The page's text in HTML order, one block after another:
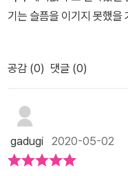
면 된다. 하지만 뱃사공 리
사람이 뒤집힌 배에서 자폭
으로 한 아이가 성숙해가는
으로 잘 그려냈다.이 책은
어보고 생각할 점이 많은
았어요. 어린 시절 남보다
#권력 #주니어김영사 #이은
기는 슬픔을 이기지 못했을
기의 가벼운 성격, 허풍스
나름 유머러스하며 활달한
구들의 그 마음을 잘 몰랐
다는 소식에 이번에도 용
기를 믿지 않고 허풍쟁이라
던 동기 역시 치얼스라는 걸
공감 (0) 댓글 (0)
gadugi 2020-05-02